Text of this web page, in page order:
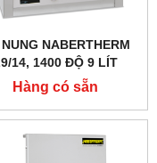
NABERTHERM
14, 1400 ĐỘ 9 LÍT
Hàng có sẵn